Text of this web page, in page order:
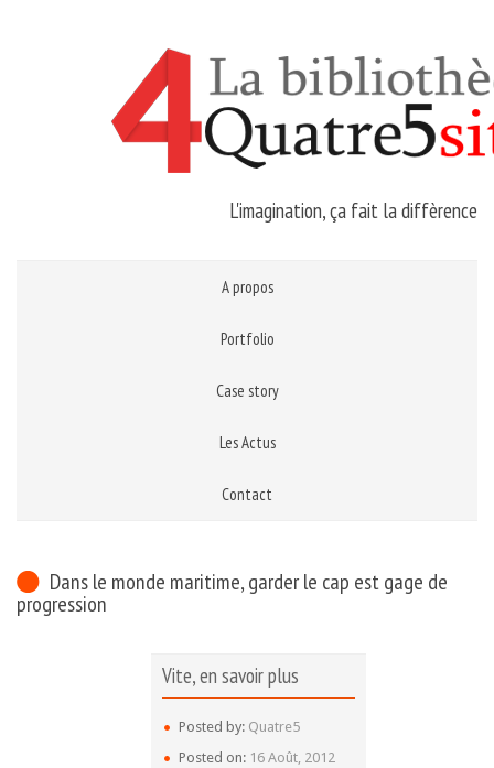
L'imagination, ça fait la diffèrence
A propos
Portfolio
Case story
Les Actus
Contact
Dans le monde maritime, garder le cap est gage de
progression
Vite, en savoir plus
Posted by:Quatre5
Posted on:16 Août, 2012